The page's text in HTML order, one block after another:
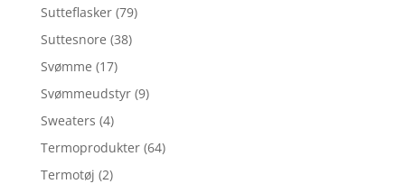
Sutteflasker (79)
Suttesnore (38)
Svømme (17)
Svømmeudstyr (9)
Sweaters (4)
Termoprodukter (64)
Termotøj (2)